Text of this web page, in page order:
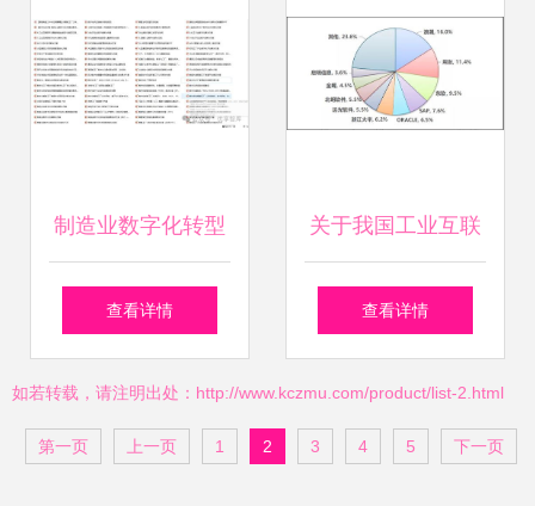
务驱动的智能跃迁
来
制造业数字化转型
从咨询到落地的全
查看详情
关于我国工业互联
网创新发展的战略
核心驱动
查看详情
如若转载，请注明出处：http://www.kczmu.com/product/list-2.html
第一页 上一页 1 2 3 4 5 下一页